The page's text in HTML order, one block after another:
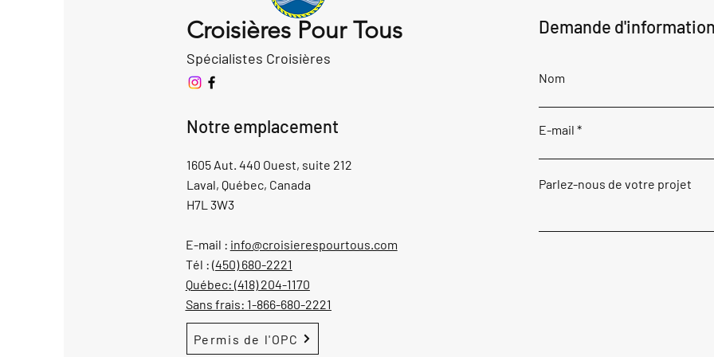
Croisières Pour Tous
Spécialistes Croisières
Notre emplacement
1605 Aut. 440 Ouest, suite 212
Laval, Québec, Canada
H7L 3W3
E-mail : info@croisierespourtous.com
Tél : (450) 680-2221
Québec: (418) 204-1170
Sans frais: 1-866-680-2221
Permis de l'OPC
Demande
Nom
E-mail
Parlez-nous de votre projet